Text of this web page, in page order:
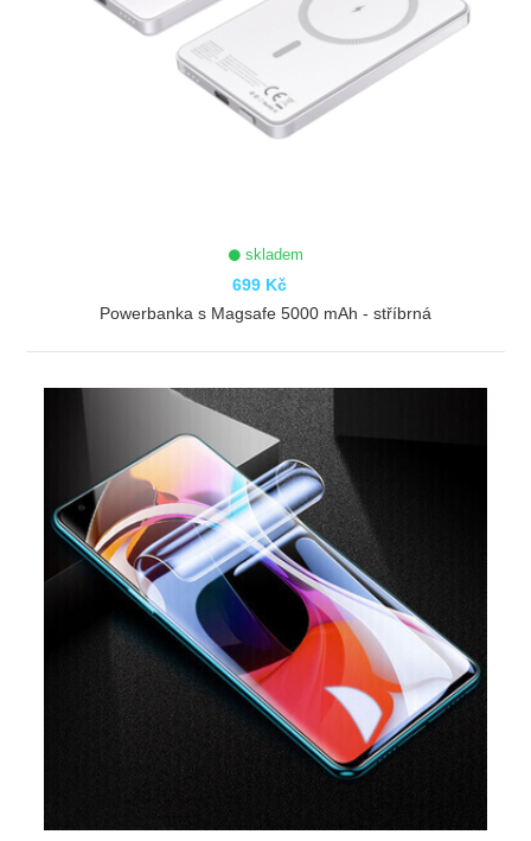
skladem
699 Kč
ZOBRAZIT
Powerbanka s Magsafe 5000 mAh - stříbrná